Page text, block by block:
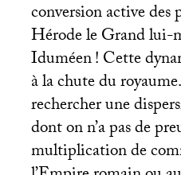
conversion active des
Hérode le Grand lui-
Iduméen! Cette
à la chute du
rechercher une
dont on n’a pas de
multiplication de